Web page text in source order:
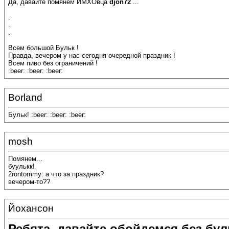
Да, давайте помянем ИМХОвца djon72 ...
.
.
.
Всем большой Бульк !
Правда, вечером у нас сегодня очередной праздник !
Всем пиво без ограничений !
:beer: :beer: :beer:
Borland
Бульк! :beer: :beer: :beer:
mosh
Помянем...
буулькк!
2rontommy: а что за праздник?
вечером-то??
Йохансон